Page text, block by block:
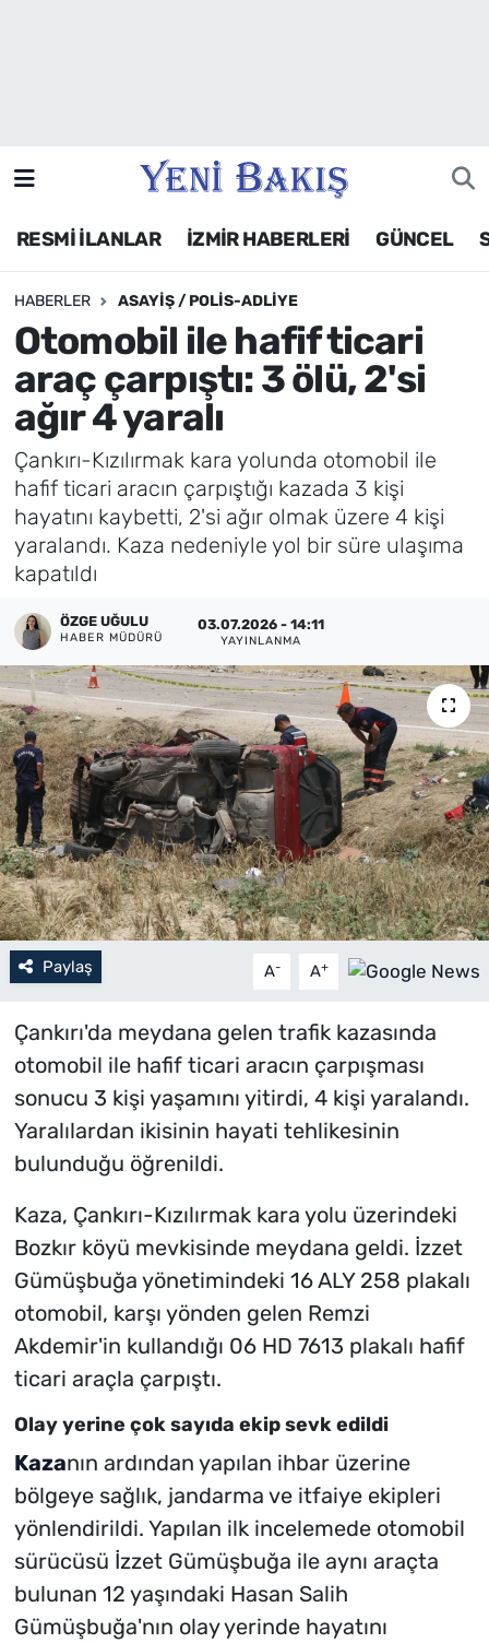
RESMİ İLANLAR İZMİR HABERLERİ GÜNCEL
HABERLER ASAYIŞ / POLIS-ADLIYE
Otomobil ile hafif ticari
araç çarpıştı: 3 ölü, 2'si
ağır 4 yaralı
Çankırı-Kızılırmak kara yolunda otomobil ile
hafif ticari aracın çarpıştığı kazada 3 kişi
hayatını kaybetti, 2'si ağır olmak üzere 4 kişi
yaralandı. Kaza nedeniyle yol bir süre ulaşıma
kapatıldı
ÖZGE UĞULU
HABER MÜDÜRÜ
03.07.2026 - 14:11
YAYINLANMA
Paylaş A- A+
Çankırı'da meydana gelen trafik kazasında
otomobil ile hafif ticari aracın çarpışması
sonucu 3 kişi yaşamını yitirdi, 4 kişi yaralandı.
Yaralılardan ikisinin hayati tehlikesinin
bulunduğu öğrenildi.
Kaza, Çankırı-Kızılırmak kara yolu üzerindeki
Bozkır köyü mevkisinde meydana geldi. İzzet
Gümüşbuğa yönetimindeki 16 ALY 258 plakalı
otomobil, karşı yönden gelen Remzi
Akdemir'in kullandığı 06 HD 7613 plakalı hafif
ticari araçla çarpıştı.
Olay yerine çok sayıda ekip sevk edildi
Kazanın ardından yapılan ihbar üzerine
bölgeye sağlık, jandarma ve itfaiye ekipleri
yönlendirildi. Yapılan ilk incelemede otomobil
sürücüsü İzzet Gümüşbuğa ile aynı araçta
bulunan 12 yaşındaki Hasan Salih
Gümüşbuğa'nın olay yerinde hayatını
Siyaset
Asayiş / Polis-Adliye
Spor
Magazin
Foto Galeri
Künye
İletişim